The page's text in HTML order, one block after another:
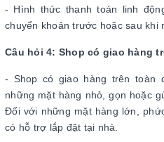
- Hình thức thanh toán linh
chuyển khoản trước hoặc sau khi
Câu hỏi 4: Shop có giao hàng
- Shop có giao hàng trên toàn
những mặt hàng nhỏ, gọn hoặc
Đối với những mặt hàng lớn,
có hỗ trợ lắp đặt tại nhà.